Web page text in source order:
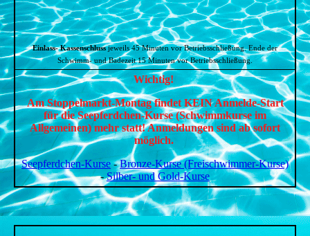
Einlass- Kassenschlussjeweils 45 Minuten vor Betriebsschließung.Ende der
Schwimm- und Badezeit 15 Minuten vor Betriebsschließung.
Wichtig!
Am Stoppelmarkt-Montag findet KEIN Anmelde-Start
für die Seepferdchen-Kurse (Schwimmkurse im
Allgemeinen) mehr statt! Anmeldungen sind ab sofort
möglich.
Seepferdchen-Kurse-Bronze-Kurse (Freischwimmer-Kurse)
-Silber- und Gold-Kurse